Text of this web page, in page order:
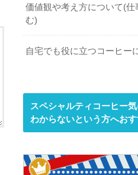
価値観や考え方について(仕
む)
自宅でも役に立つコーヒー
スペシャルティコーヒー
わからないという方へおす